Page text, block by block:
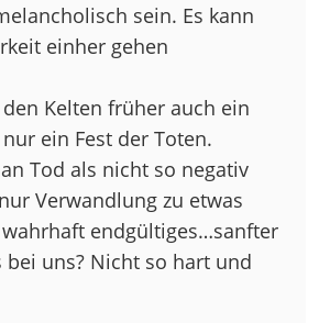
sein. Es kann
einher gehen
Kelten früher auch ein
ein Fest der Toten.
Tod als nicht so negativ
Verwandlung zu etwas
endgültiges…sanfter
uns? Nicht so hart und